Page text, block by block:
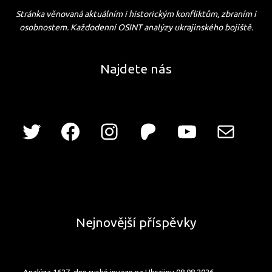
Stránka věnovaná aktuálním i historickým konfliktům, zbraním i
osobnostem. Každodenní OSINT analýzy ukrajinského bojiště.
Najdete nás
Nejnovější příspěvky